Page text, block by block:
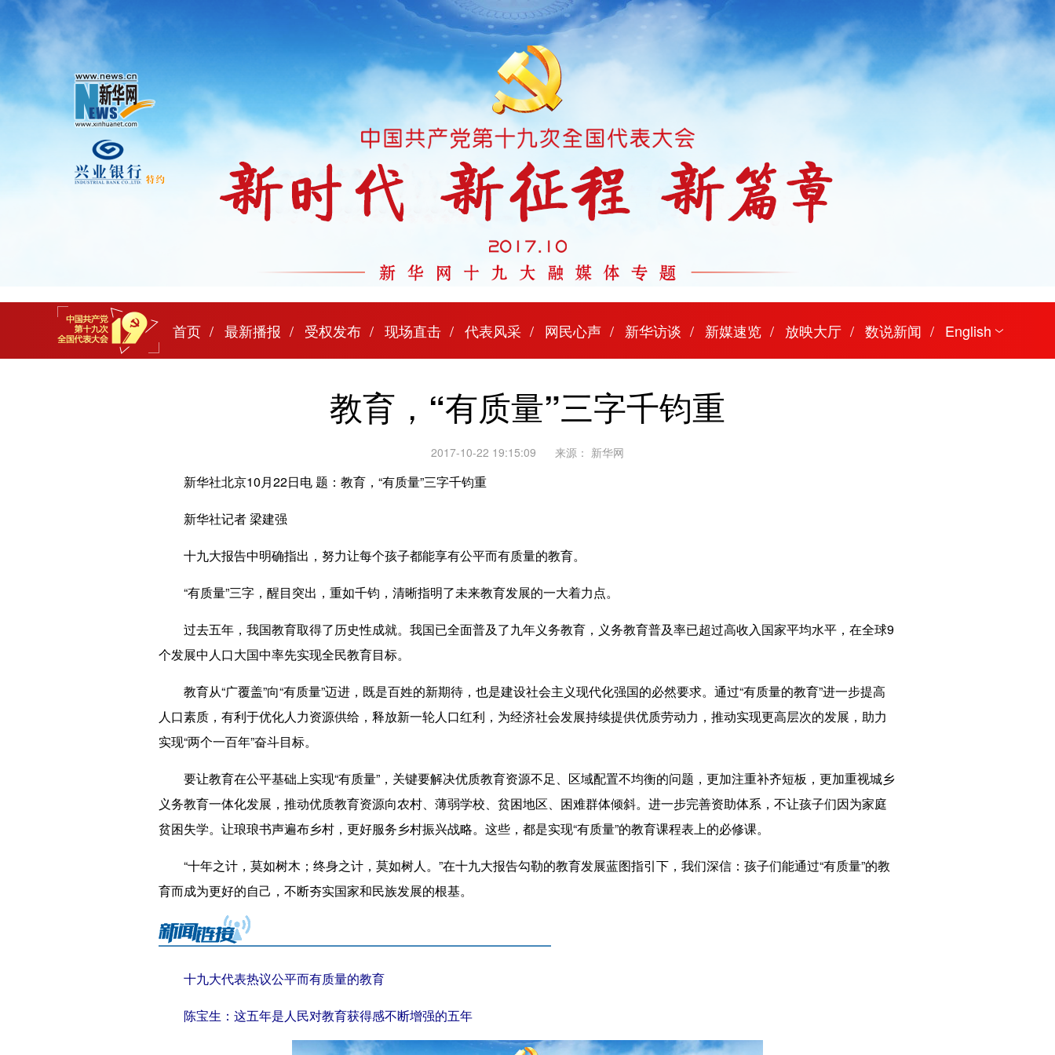
首页 最新播报 受权发布 现场直击 代表风采 网民心声 新华访谈 新媒速览 放映大厅 数说新闻 English
教育，“有质量”三字千钧重
2017-10-22 19:15:09 来源： 新华网
新华社北京10月22日电 题：教育，“有质量”三字千钧重
新华社记者 梁建强
十九大报告中明确指出，努力让每个孩子都能享有公平而有质量的教育。
“有质量”三字，醒目突出，重如千钧，清晰指明了未来教育发展的一大着力点。
过去五年，我国教育取得了历史性成就。我国已全面普及了九年义务教育，义务教育普及率已超过高收入国家平均水平，在全球9
个发展中人口大国中率先实现全民教育目标。
教育从“广覆盖”向“有质量”迈进，既是百姓的新期待，也是建设社会主义现代化强国的必然要求。通过“有质量的教育”进一步提高
人口素质，有利于优化人力资源供给，释放新一轮人口红利，为经济社会发展持续提供优质劳动力，推动实现更高层次的发展，助力
实现“两个一百年”奋斗目标。
要让教育在公平基础上实现“有质量”，关键要解决优质教育资源不足、区域配置不均衡的问题，更加注重补齐短板，更加重视城乡
义务教育一体化发展，推动优质教育资源向农村、薄弱学校、贫困地区、困难群体倾斜。进一步完善资助体系，不让孩子们因为家庭
贫困失学。让琅琅书声遍布乡村，更好服务乡村振兴战略。这些，都是实现“有质量”的教育课程表上的必修课。
“十年之计，莫如树木；终身之计，莫如树人。”在十九大报告勾勒的教育发展蓝图指引下，我们深信：孩子们能通过“有质量”的教
育而成为更好的自己，不断夯实国家和民族发展的根基。
十九大代表热议公平而有质量的教育
陈宝生：这五年是人民对教育获得感不断增强的五年